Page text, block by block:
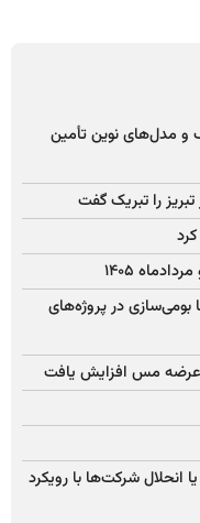
و مدل‌های نوین تأمین
را تبریک گفت
با بومی‌سازی در پروژه‌های
عرضه مس افزایش یافت
انحلال شرکت‌ها با رویکرد